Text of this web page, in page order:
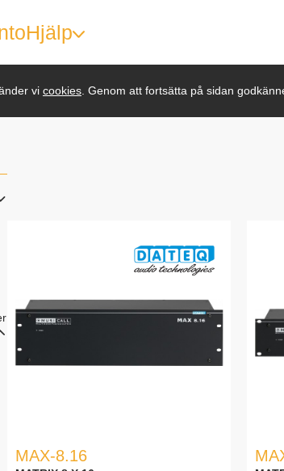
vi cookies. Genom att fortsätta på sidan
MAX-8.16
Hjälp